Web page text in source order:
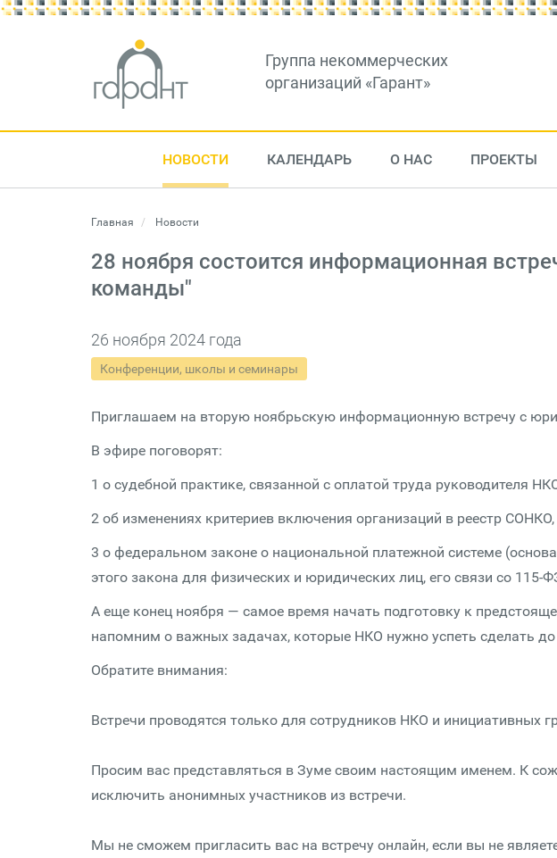
Группа некоммерческих
организаций «Гарант»
НОВОСТИ КАЛЕНДАРЬ О НАС ПРОЕКТЫ
Главная Новости
28 ноября состоится информационная
команды"
26 ноября 2024 года
Конференции, школы и семинары
Приглашаем на вторую ноябрьскую информационную встречу с
В эфире поговорят:
1 о судебной практике, связанной с оплатой труда руководителя
2 об изменениях критериев включения организаций в реестр СОНКО,
3 о федеральном законе о национальной платежной системе
этого закона для физических и юридических лиц, его связи со 115-
А еще конец ноября — самое время начать подготовку к
напомним о важных задачах, которые НКО нужно успеть сделать
Обратите внимания:
Встречи проводятся только для сотрудников НКО и инициативных
Просим вас представляться в Зуме своим настоящим именем. К
исключить анонимных участников из встречи.
Мы не сможем пригласить вас на встречу онлайн, если вы не